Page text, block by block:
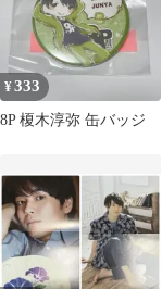
¥333
8P 榎木淳弥 缶バッジ